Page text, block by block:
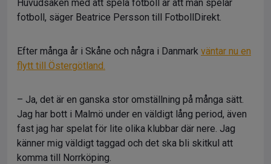
Huvudsaken med att spela fotboll är att man spelar
fotboll, säger Beatrice Persson till FotbollDirekt.
Efter många år i Skåne och några i Danmark väntar nu en
flytt till Östergötland.
– Ja, det är en ganska stor omställning på många sätt.
Jag har bott i Malmö under en väldigt lång period, även
fast jag har spelat för lite olika klubbar där nere. Jag
känner mig väldigt taggad och det ska bli skitkul att
komma till Norrköping.